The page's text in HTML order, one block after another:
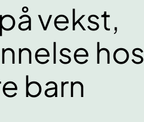
vekst,
hos
barn